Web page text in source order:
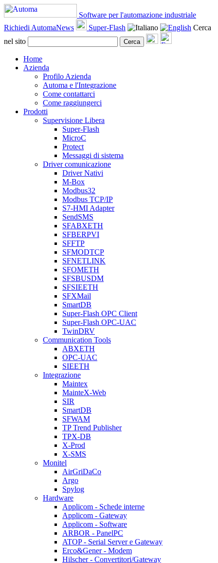
Software per l'automazione industriale
Richiedi AutomaNews
Super-Flash
Cerca
nel sito
Cerca
Home
Azienda
Profilo Azienda
Automa e l'Integrazione
Come contattarci
Come raggiungerci
Prodotti
Supervisione Libera
Super-Flash
MicroC
Protect
Messaggi di sistema
Driver comunicazione
Driver Nativi
M-Box
Modbus32
Modbus TCP/IP
S7-HMI Adapter
SendSMS
SFABXETH
SFBERPVI
SFFTP
SFMODTCP
SFNETLINK
SFOMETH
SFSBUSDM
SFSIEETH
SFXMail
SmartDB
Super-Flash OPC Client
Super-Flash OPC-UAC
TwinDRV
Communication Tools
ABXETH
OPC-UAC
SIEETH
Integrazione
Maintex
MainteX-Web
SIR
SmartDB
SFWAM
TP Trend Publisher
TPX-DB
X-Prod
X-SMS
Monitel
AirGriDaCo
Argo
Spylog
Hardware
Applicom - Schede interne
Applicom - Gateway
Applicom - Software
ARBOR - PanelPC
ATOP - Serial Server e Gateway
Erco&Gener - Modem
Hilscher - Convertitori/Gateway